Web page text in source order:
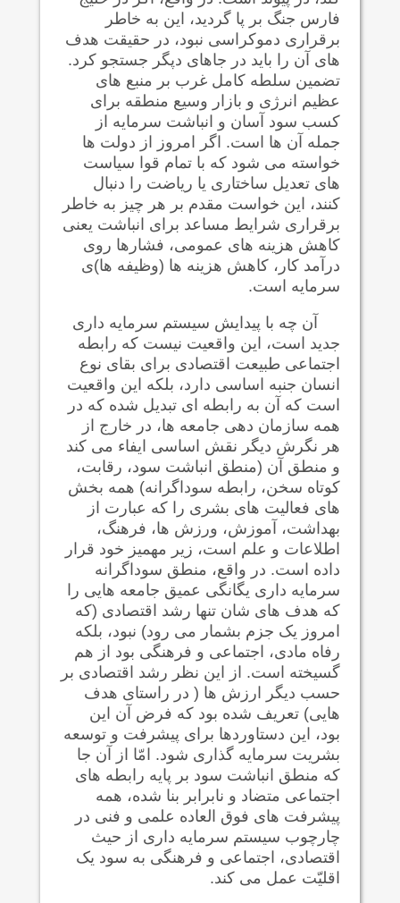
فارس جنگ بر پا گرديد، اين به خاطر
برقراری دموکراسی نبود، در حقيقت هدف
های آن را بايد در جاهای دپگر جستجو کرد.
تضمين سلطه کامل غرب بر منبع های
عظيم انرژی و بازار وسيع منطقه برای
کسب سود آسان و انباشت سرمایه از
جمله آن ها است. اگر امروز از دولت ها
خواسته می شود که با تمام قوا سیاست
های تعديل ساختاری یا ریاضت را دنبال
کنند، این خواست مقدم بر هر چیز به خاطر
برقراری شرایط مساعد برای انباشت یعنی
کاهش هزینه های عمومی، فشارها روی
درآمد کار، کاهش هزینه ها (وظيفه ها)ی
سرمايه است.
آن چه با پيدايش سیستم سرمایه داری
جدید است، این واقعیت نیست که رابطه
اجتماعی طبيعت اقتصادی برای بقای نوع
انسان جنبه اساسی دارد، بلکه این واقعيت
است که آن به رابطه ای تبدیل شده که در
همه سازمان دهی جامعه ها، در خارج از
هر نگرش ديگر نقش اساسی ايفاء می کند
و منطق آن (منطق انباشت سود، رقابت،
کوتاه سخن، رابطه سوداگرانه) همه بخش
های فعاليت های بشری را که عبارت از
بهداشت، آموزش، ورزش ها، فرهنگ،
اطلاعات و علم است، زير مهميز خود قرار
داده است. در واقع، منطق سوداگرانه
سرمايه داری يگانگی عميق جامعه هايی را
که هدف های شان تنها رشد اقتصادی (که
امروز يک جزم بشمار می رود) نبود، بلکه
رفاه مادی، اجتماعی و فرهنگی بود از هم
گسيخته است. از اين نظر رشد اقتصادی بر
حسب ديگر ارزش ها ( در راستای هدف
هایی) تعريف شده بود که فرض آن این
بود، این دستاوردها برای پيشرفت و توسعه
بشریت سرمایه گذاری شود. امّا از آن جا
که منطق انباشت سود بر پایه رابطه های
اجتماعی متضاد و نابرابر بنا شده، همه
پیشرفت های فوق العاده علمی و فنی در
چارچوب سیستم سرمایه داری از حیث
اقتصادی، اجتماعی و فرهنگی به سود یک
اقليّت عمل می کند.